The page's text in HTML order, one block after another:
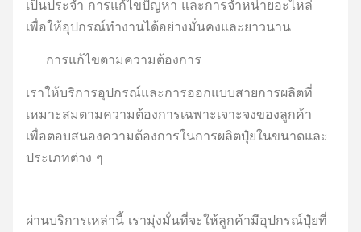
เป็นประจํา การแก้ไขปัญหา และการจําหน่ายอะไหล่
เพื่อให้อุปกรณ์ทํางานได้อย่างมั่นคงและยาวนาน
การแก้ไขตามความต้องการ
เราให้บริการอุปกรณ์และการออกแบบสายการผลิตที่
เหมาะสมตามความต้องการเฉพาะเจาะจงของลูกค้า
เพื่อตอบสนองความต้องการในการผลิตปุ๋ยในขนาดและ
ประเภทต่าง ๆ
ผ่านบริการเหล่านี้ เรามุ่งมั่นที่จะให้ลูกค้ามีอุปกรณ์ปุ๋ยที่